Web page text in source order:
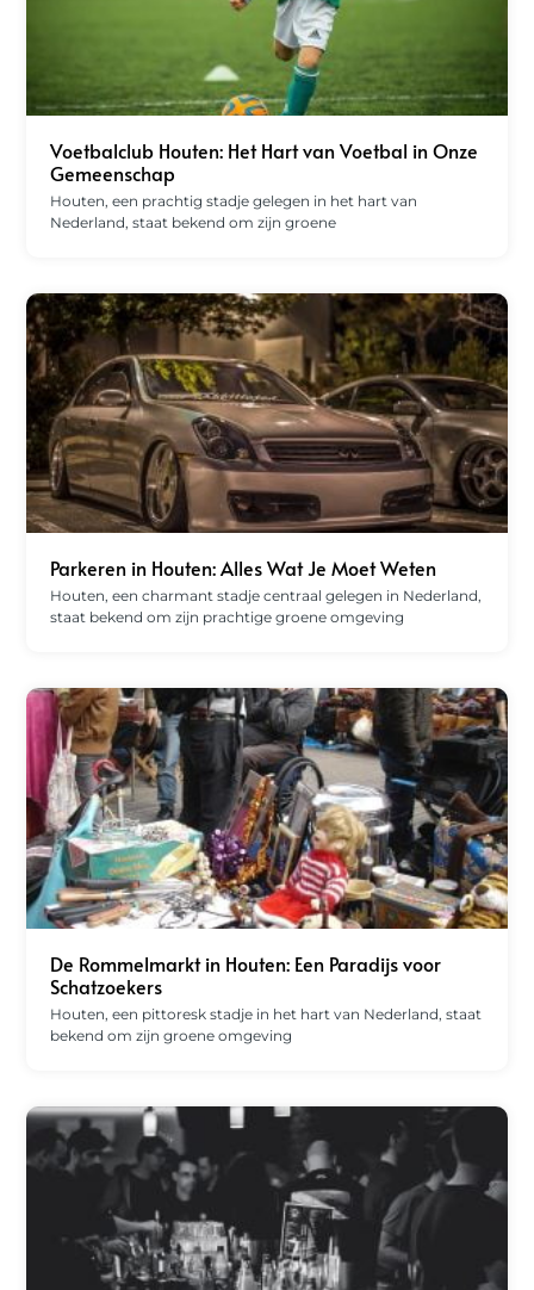
Voetbalclub Houten: Het Hart van Voetbal in Onze
Gemeenschap
Houten, een prachtig stadje gelegen in het hart van
Nederland, staat bekend om zijn groene
Parkeren in Houten: Alles Wat Je Moet Weten
Houten, een charmant stadje centraal gelegen in Nederland,
staat bekend om zijn prachtige groene omgeving
De Rommelmarkt in Houten: Een Paradijs voor
Schatzoekers
Houten, een pittoresk stadje in het hart van Nederland, staat
bekend om zijn groene omgeving